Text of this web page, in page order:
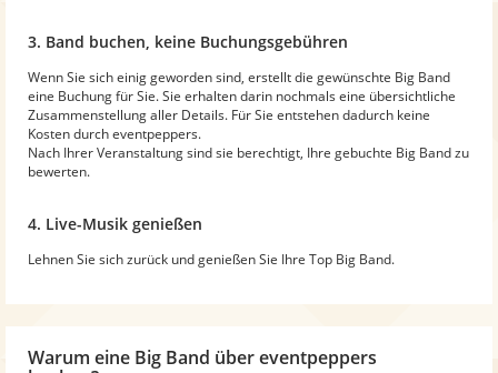
3. Band buchen, keine Buchungsgebühren
Wenn Sie sich einig geworden sind, erstellt die gewünschte Big Band
eine Buchung für Sie. Sie erhalten darin nochmals eine übersichtliche
Zusammenstellung aller Details. Für Sie entstehen dadurch keine
Kosten durch eventpeppers.
Nach Ihrer Veranstaltung sind sie berechtigt, Ihre gebuchte Big Band zu
bewerten.
4. Live-Musik genießen
Lehnen Sie sich zurück und genießen Sie Ihre Top Big Band.
Warum eine Big Band über eventpeppers